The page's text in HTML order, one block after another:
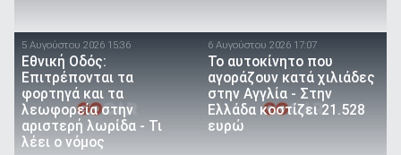
5 Αυγούστου 2026 15:36
Εθνική Οδός:
Επιτρέπονται τα
φορτηγά και τα
λεωφορεία στην
αριστερή λωρίδα - Τι
λέει ο νόμος
6 Αυγούστου 2026 17:07
To αυτοκίνητο που
αγοράζουν κατά χιλιάδες
στην Αγγλία - Στην
Ελλάδα κοστίζει 21.528
ευρώ